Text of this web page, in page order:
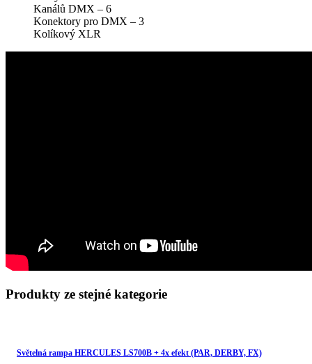
Kanálů DMX – 6
Konektory pro DMX – 3
Kolíkový XLR
Produkty ze stejné kategorie
Světelná rampa HERCULES LS700B + 4x efekt (PAR, DERBY, FX)